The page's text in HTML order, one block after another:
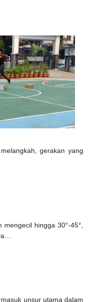
gerakan yang
hingga 30°-45°,
unsur utama dalam